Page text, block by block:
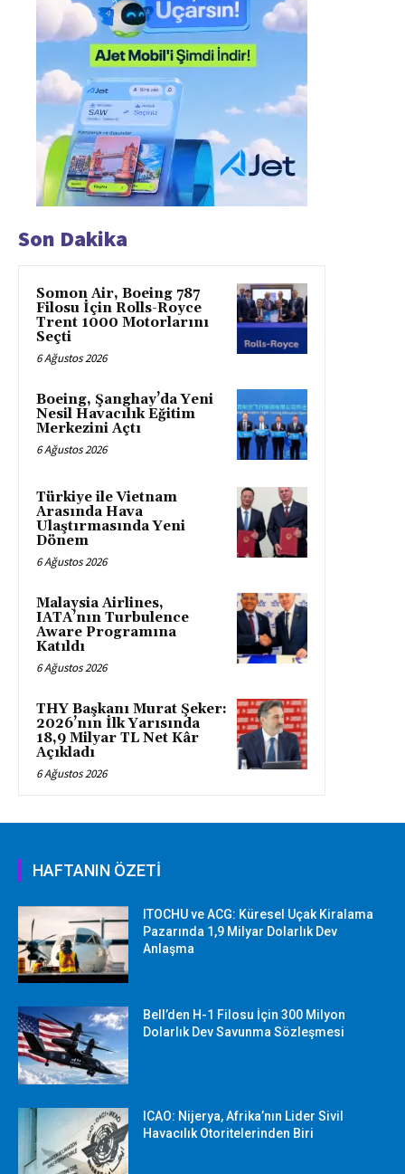
Son Dakika
Somon Air, Boeing 787
Filosu İçin Rolls-Royce
Trent 1000 Motorlarını
Seçti
6 Ağustos 2026
Boeing, Şanghay’da Yeni
Nesil Havacılık Eğitim
Merkezini Açtı
6 Ağustos 2026
Türkiye ile Vietnam
Arasında Hava
Ulaştırmasında Yeni
Dönem
6 Ağustos 2026
Malaysia Airlines,
IATA’nın Turbulence
Aware Programına
Katıldı
6 Ağustos 2026
THY Başkanı Murat Şeker:
2026’nın İlk Yarısında
18,9 Milyar TL Net Kâr
Açıkladı
6 Ağustos 2026
HAFTANIN ÖZETİ
ITOCHU ve ACG: Küresel Uçak Kiralama
Pazarında 1,9 Milyar Dolarlık Dev
Anlaşma
Bell’den H-1 Filosu İçin 300 Milyon
Dolarlık Dev Savunma Sözleşmesi
ICAO: Nijerya, Afrika’nın Lider Sivil
Havacılık Otoritelerinden Biri